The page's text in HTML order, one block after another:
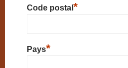
Code postal *
Pays*